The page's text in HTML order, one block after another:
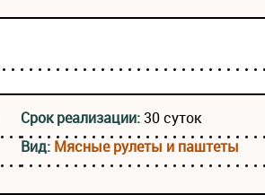
Срок реализации:30 суток
Вид: Мясные рулеты и паштеты